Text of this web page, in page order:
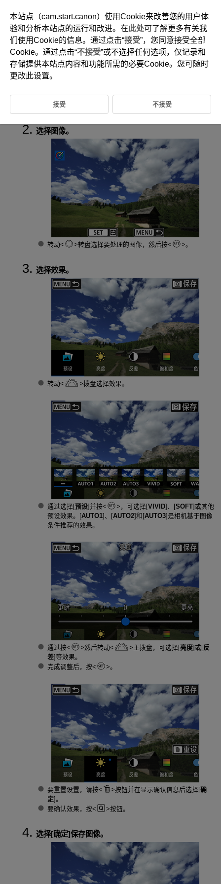
D388-160
创意辅助
选择图像。
转动 转盘选择要处理的图像，然后按 。
选择效果。
转动 拨盘选择效果。
通过选择[预设]并按 ，可选择[VIVID]、[SOFT]或其他
预设效果。[AUTO1]、[AUTO2]和[AUTO3]是相机基于图像
条件推荐的效果。
通过按 然后转动 主拨盘，可选择[亮度]或[反
差]等效果。
完成调整后，按
。
要重置设置，请按 按钮并在显示确认信息后选择[确
定]。
要确认效果，按
按钮。
选择[确定]保存图像。
本站点（cam.start.canon）使用Cookie来改善您的用户体
验和分析本站点的运行和改进。在此处可了解更多有关我
们使用Cookie的信息。通过点击“接受”，您同意接受全部
Cookie。通过点击“不接受”或不选择任何选项，仅记录和
存储提供本站点内容和功能所需的必要Cookie。您可随时
更改此设置。
接受 不接受